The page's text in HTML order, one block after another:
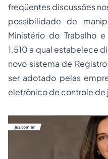
freqüentes discussões
possibilidade de
Ministério do Trabalho
1.510 a qual estabelece
novo sistema de
ser adotado pelas
eletrônico de controle de